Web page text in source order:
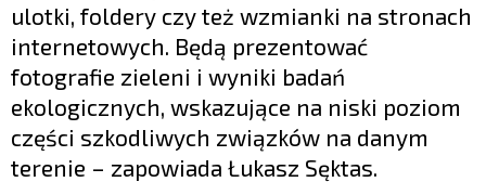
ulotki, foldery czy też wzmianki na stronach
internetowych. Będą prezentować
fotografie zieleni i wyniki badań
ekologicznych, wskazujące na niski poziom
części szkodliwych związków na danym
terenie – zapowiada Łukasz Sęktas.